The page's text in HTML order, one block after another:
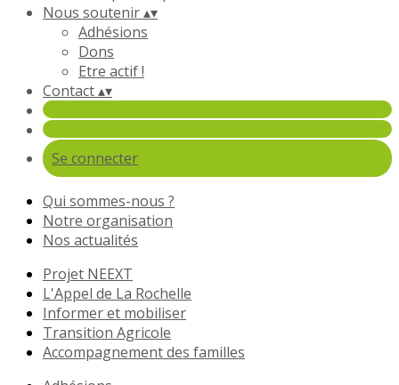
Nous soutenir▴▾
Adhésions
Dons
Etre actif !
Contact▴▾
Se connecter
Qui sommes-nous ?
Notre organisation
Nos actualités
Projet NEEXT
L'Appel de La Rochelle
Informer et mobiliser
Transition Agricole
Accompagnement des familles